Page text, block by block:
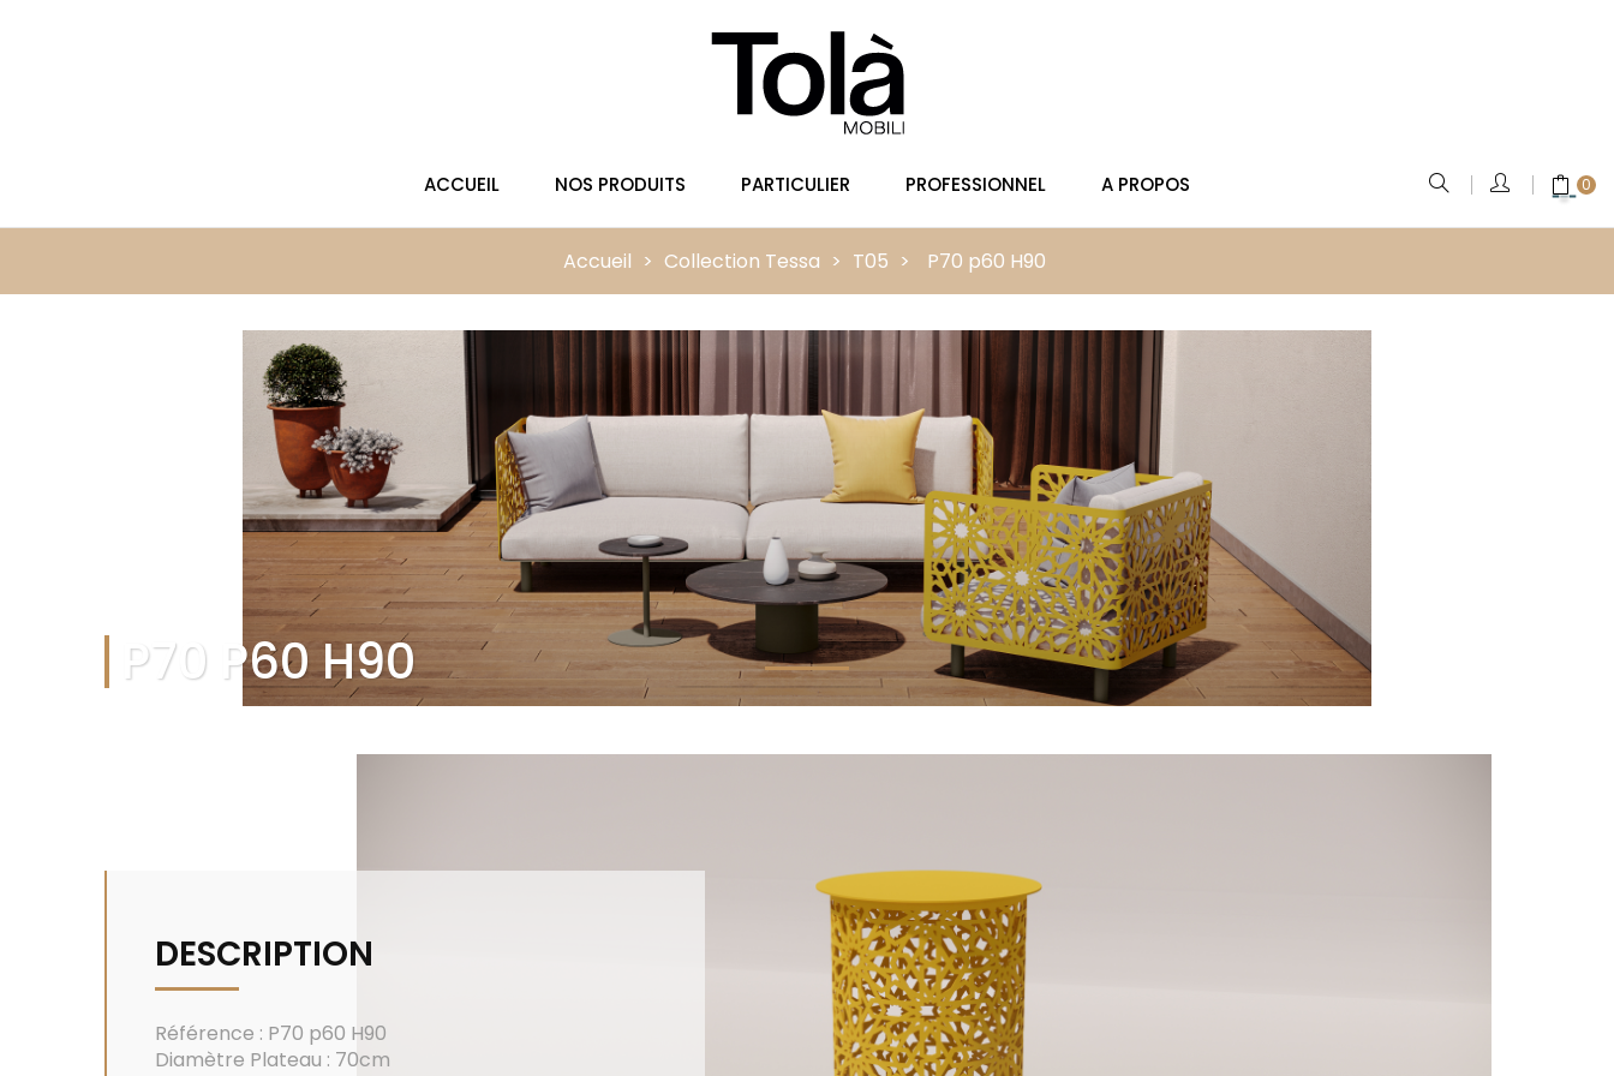
ACCUEIL NOS PRODUITS PARTICULIER PROFESSIONNEL A PROPOS 0
Accueil Collection Tessa T05 P70 p60 H90
P70 P60 H90
DESCRIPTION
Référence : P70 p60 H90
Diamètre Plateau : 70cm